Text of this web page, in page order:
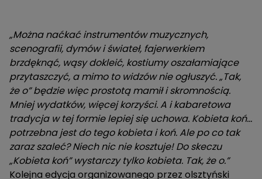
„Można naćkać instrumentów muzycznych,
scenografii, dymów i świateł, fajerwerkiem
brzdęknąć, wąsy dokleić, kostiumy oszałamiające
przytaszczyć, a mimo to widzów nie ogłuszyć. „Tak,
że o” będzie więc prostotą mamił i skromnością.
Mniej wydatków, więcej korzyści. A i kabaretowa
tradycja w tej formie lepiej się uchowa. Kobieta koń…
potrzebna jest do tego kobieta i koń. Ale po co tak
zaraz szaleć? Niech nic nie kosztuje! Do skeczu
„Kobieta koń” wystarczy tylko kobieta. Tak, że o.”
Kolejna edycja organizowanego przez olsztyński